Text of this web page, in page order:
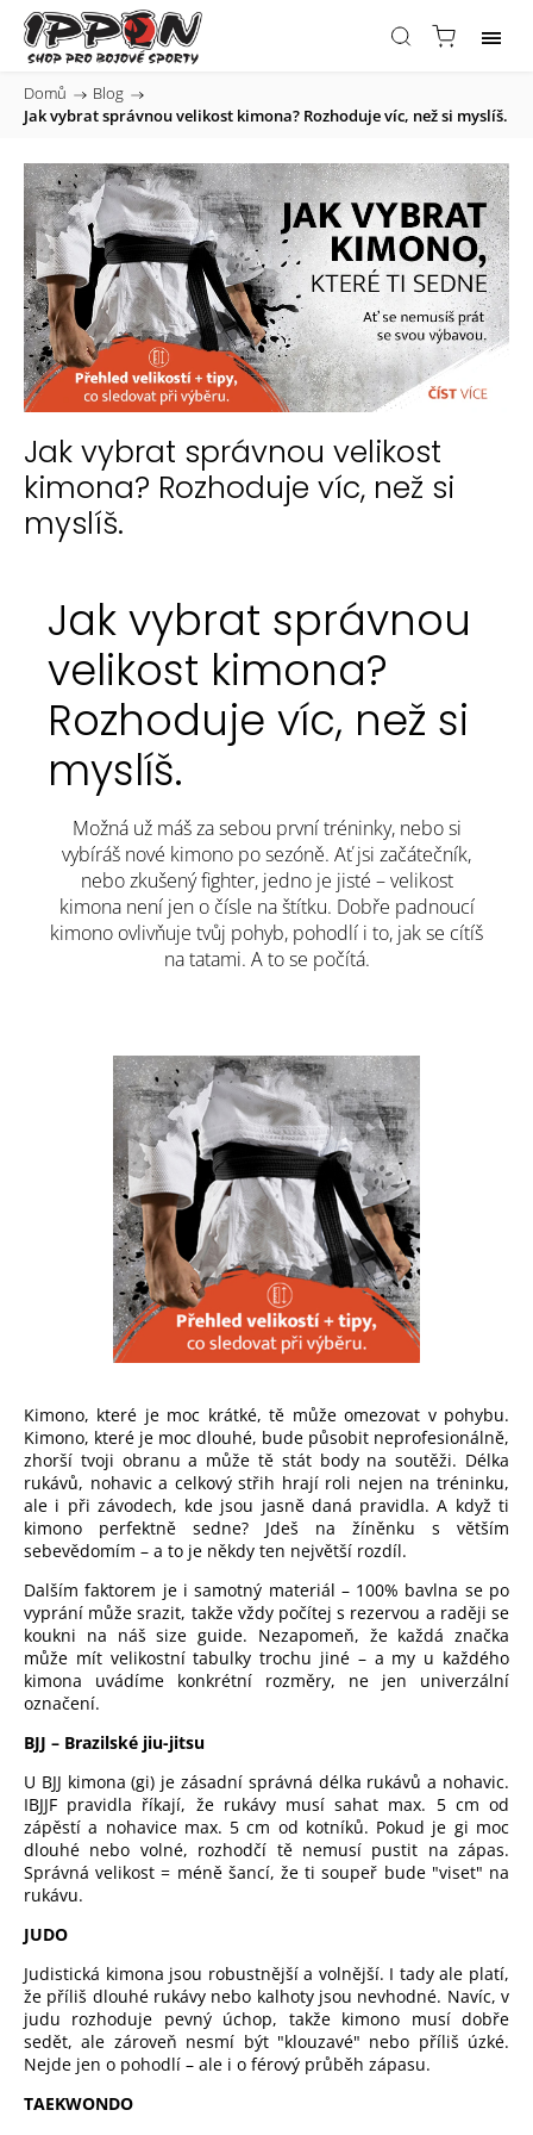
Domů / Blog /
Jak vybrat správnou velikost kimona? Rozhoduje víc, než si myslíš.
Jak vybrat správnou velikost
kimona? Rozhoduje víc, než si
myslíš.
Jak vybrat správnou
velikost kimona?
Rozhoduje víc, než si
myslíš.
Možná už máš za sebou první tréninky, nebo si
vybíráš nové kimono po sezóně. Ať jsi začátečník,
nebo zkušený fighter, jedno je jisté – velikost
kimona není jen o čísle na štítku. Dobře padnoucí
kimono ovlivňuje tvůj pohyb, pohodlí i to, jak se cítíš
na tatami. A to se počítá.
Kimono, které je moc krátké, tě může omezovat v pohybu.
Kimono, které je moc dlouhé, bude působit neprofesionálně,
zhorší tvoji obranu a může tě stát body na soutěži. Délka
rukávů, nohavic a celkový střih hrají roli nejen na tréninku,
ale i při závodech, kde jsou jasně daná pravidla. A když ti
kimono perfektně sedne? Jdeš na žíněnku s větším
sebevědomím – a to je někdy ten největší rozdíl.
Dalším faktorem je i samotný materiál – 100% bavlna se po
vyprání může srazit, takže vždy počítej s rezervou a raději se
koukni na náš size guide. Nezapomeň, že každá značka
může mít velikostní tabulky trochu jiné – a my u každého
kimona uvádíme konkrétní rozměry, ne jen univerzální
označení.
BJJ – Brazilské jiu-jitsu
U BJJ kimona (gi) je zásadní správná délka rukávů a nohavic.
IBJJF pravidla říkají, že rukávy musí sahat max. 5 cm od
zápěstí a nohavice max. 5 cm od kotníků. Pokud je gi moc
dlouhé nebo volné, rozhodčí tě nemusí pustit na zápas.
Správná velikost = méně šancí, že ti soupeř bude "viset" na
rukávu.
JUDO
Judistická kimona jsou robustnější a volnější. I tady ale platí,
že příliš dlouhé rukávy nebo kalhoty jsou nevhodné. Navíc, v
judu rozhoduje pevný úchop, takže kimono musí dobře
sedět, ale zároveň nesmí být "klouzavé" nebo příliš úzké.
Nejde jen o pohodlí – ale i o férový průběh zápasu.
TAEKWONDO